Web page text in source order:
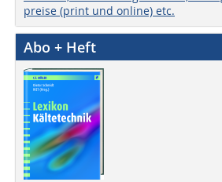
preise (print und online) etc.
Abo + Heft